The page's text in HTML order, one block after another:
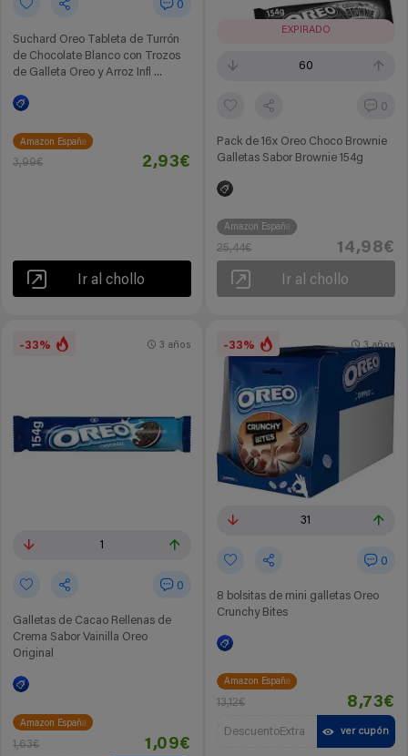
0
Suchard Oreo Tableta de Turrón
de Chocolate Blanco con Trozos
de Galleta Oreo y Arroz Infl ...
Amazon España
3,99€ 2,93€
Ir al chollo
EXPIRADO
60
0
Pack de 16x Oreo Choco Brownie
Galletas Sabor Brownie 154g
Amazon España
25,44€ 14,98€
Ir al chollo
-33%
1
0
Galletas de Cacao Rellenas de
Crema Sabor Vainilla Oreo
Original
3 años
Amazon España
1,63€ 1,09€
-33%
31
0
8 bolsitas de mini galletas Oreo
Crunchy Bites
3 años
Amazon España
13,12€ 8,73€
DescuentoExtra ver cupón